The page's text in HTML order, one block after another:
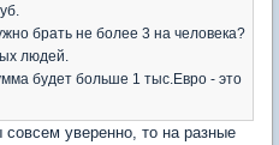
брать не более 3 на человека?
людей.
будет больше 1 тыс.Евро - это
уверенно, то на разные